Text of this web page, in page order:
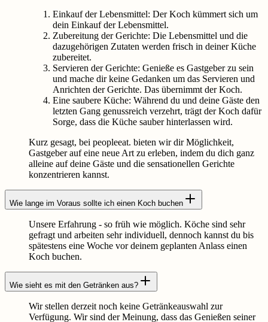
Einkauf der Lebensmittel: Der Koch kümmert sich um
dein Einkauf der Lebensmittel.
Zubereitung der Gerichte: Die Lebensmittel und die
dazugehörigen Zutaten werden frisch in deiner Küche
zubereitet.
Servieren der Gerichte: Genieße es Gastgeber zu sein
und mache dir keine Gedanken um das Servieren und
Anrichten der Gerichte. Das übernimmt der Koch.
Eine saubere Küche: Während du und deine Gäste den
letzten Gang genussreich verzehrt, trägt der Koch dafür
Sorge, dass die Küche sauber hinterlassen wird.
Kurz gesagt, bei peopleeat. bieten wir dir Möglichkeit,
Gastgeber auf eine neue Art zu erleben, indem du dich ganz
alleine auf deine Gäste und die sensationellen Gerichte
konzentrieren kannst.
Wie lange im Voraus sollte ich einen Koch buchen
Unsere Erfahrung - so früh wie möglich. Köche sind sehr
gefragt und arbeiten sehr individuell, dennoch kannst du bis
spätestens eine Woche vor deinem geplanten Anlass einen
Koch buchen.
Wie sieht es mit den Getränken aus?
Wir stellen derzeit noch keine Getränkeauswahl zur
Verfügung. Wir sind der Meinung, dass das Genießen seiner